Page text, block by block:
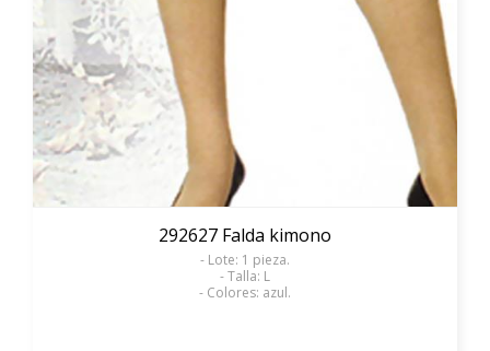
292627 Falda kimono
- Lote: 1 pieza.
- Talla: L
- Colores: azul.